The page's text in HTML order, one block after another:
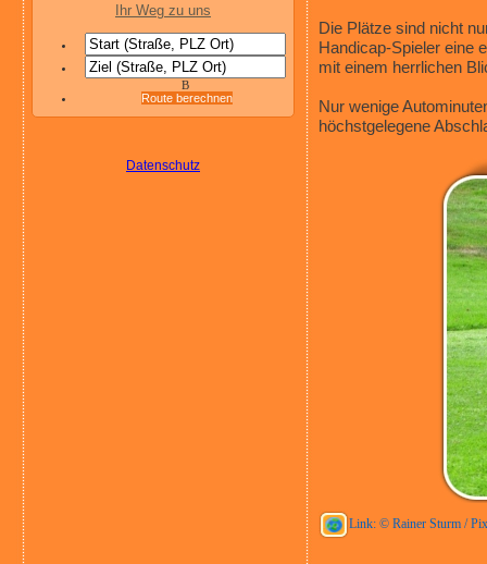
Ihr Weg zu uns
B
Route berechnen
Datenschutz
Die Plätze sind nicht
Handicap-Spieler eine
mit einem herrlichen
Nur wenige
höchstgelegene
Link: © Rainer Sturm /